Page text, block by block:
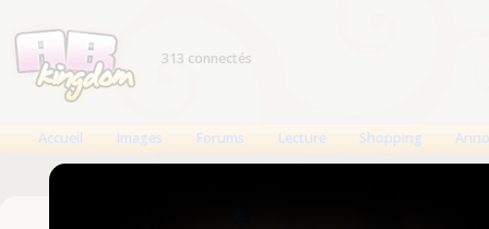
313 connectés
Accueil Images Forums Lecture Shopping